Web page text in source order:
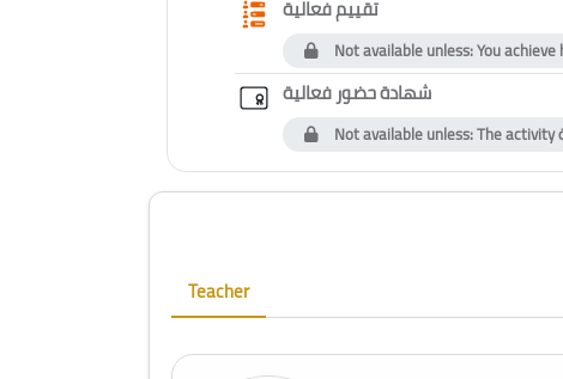
تقييم فعاليةQuestionnaire
Not available unless: You
شهادة حضور فعاليةCustom certificate
Not available unless: The activity
Blocks
Skip [Cocoon] Course Instructor
Teacher